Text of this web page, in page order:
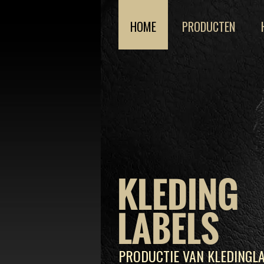
KLEDING
LABELS
PRODUCTIE VAN
HOME PRODUCTEN